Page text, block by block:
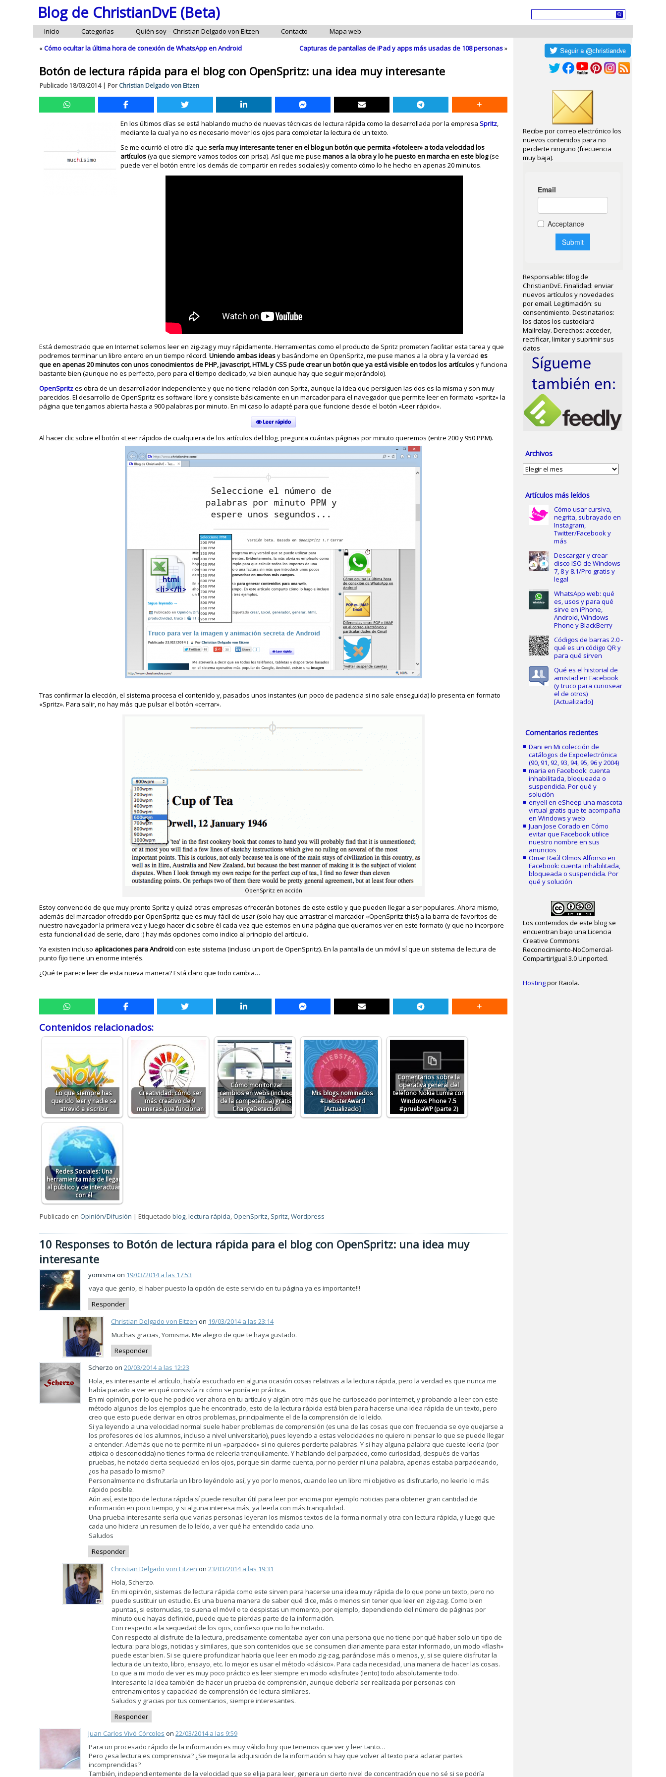
Blog de ChristianDvE (Beta)
Inicio Categorías Quién soy – Christian Delgado von Eitzen Contacto
Mapa web
«Cómo ocultar la última hora de conexión de WhatsApp en Android Capturas de pantallas de iPad y apps más usadas de 108 personas»
Botón de lectura rápida para el blog con OpenSpritz: una idea muy interesante
Publicado18/03/2014| Por Christian Delgado von Eitzen
En los últimos días se está hablando mucho de nuevas técnicas de lectura rápida como la desarrollada por la empresaSpritz,
mediante la cual ya no es necesario mover los ojos para completar la lectura de un texto.
Se me ocurrió el otro día quesería muy interesante tener en el blog un botón que permita «fotoleer» a toda velocidad los
artículos(ya que siempre vamos todos con prisa). Así que me pusemanos a la obra y lo he puesto en marcha en este blog(se
puede ver el botón entre los demás de compartir en redes sociales) y comento cómo lo he hecho en apenas 20 minutos.
Está demostrado que en Internet solemos leer en zig-zag y muy rápidamente. Herramientas como el producto de Spritz prometen facilitar esta tarea y que
podremos terminar un libro entero en un tiempo récord.Uniendo ambas ideasy basándome en OpenSpritz, me puse manos a la obra y la verdades
que en apenas 20 minutos con unos conocimientos de PHP, javascript, HTML y CSS pude crear un botón que ya está visible en todos los artículosy funciona
bastante bien (aunque no es perfecto, pero para el tiempo dedicado, va bien aunque hay que seguir mejorándolo).
OpenSpritzes obra de un desarrollador independiente y que no tiene relación con Spritz, aunque la idea que persiguen las dos es la misma y son muy
parecidos. El desarrollo de OpenSpritz es software libre y consiste básicamente en un marcador para el navegador que permite leer en formato «spritz» la
página que tengamos abierta hasta a 900 palabras por minuto. En mi caso lo adapté para que funcione desde el botón «Leer rápido».
Al hacer clic sobre el botón «Leer rápido» de cualquiera de los artículos del blog, pregunta cuántas páginas por minuto queremos (entre 200 y 950 PPM).
Tras confirmar la elección, el sistema procesa el contenido y, pasados unos instantes (un poco de paciencia si no sale enseguida) lo presenta en formato
«Spritz». Para salir, no hay más que pulsar el botón «cerrar».
OpenSpritz en acción
Estoy convencido de que muy pronto Spritz y quizá otras empresas ofrecerán botones de este estilo y que pueden llegar a ser populares. Ahora mismo,
además del marcador ofrecido por OpenSpritz que es muy fácil de usar (solo hay que arrastrar el marcador «OpenSpritz this!) a la barra de favoritos de
nuestro navegador la primera vez y luego hacer clic sobre él cada vez que estemos en una página que queramos ver en este formato (y que no incorpore
esta funcionalidad de serie, claro :) hay más opciones como indico al principio del artículo.
Ya existen incluso aplicaciones para Androidcon este sistema (incluso un port de OpenSpritz). En la pantalla de un móvil sí que un sistema de lectura de
punto fijo tiene un enorme interés.
¿Qué te parece leer de esta nueva manera? Está claro que todo cambia…
Contenidos relacionados:
Lo que siempre has
querido leer y nadie se
atrevió a escribir
Creatividad: cómo ser
más creativo de 9
maneras que funcionan
Cómo monitorizar
cambios en webs (incluso
de la competencia) gratis.
ChangeDetection
Mis blogs nominados
#LiebsterAward
[Actualizado]
Comentarios sobre la
operativa general del
teléfono Nokia Lumia con
Windows Phone 7.5
#pruebaWP (parte 2)
Redes Sociales: Una
herramienta más de llegar
al público y de interactuar
con él
Publicado en Opinión/Difusión |Etiquetado blog,lectura rápida, OpenSpritz, Spritz,Wordpress
10 Responses to Botón de lectura rápida para el blog con OpenSpritz: una idea muy
interesante
yomisma on 19/03/2014 a las 17:53
vaya que genio, el haber puesto la opción de este servicio en tu página ya es importante!!!
Responder
Christian Delgado von Eitzen on 19/03/2014 a las 23:14
Muchas gracias, Yomisma. Me alegro de que te haya gustado.
Responder
Scherzo on20/03/2014 a las 12:23
Hola, es interesante el artículo, había escuchado en alguna ocasión cosas relativas a la lectura rápida, pero la verdad es que nunca me
había parado a ver en qué consistía ni cómo se ponía en práctica.
En mi opinión, por lo que he podido ver ahora en tu artículo y algún otro más que he curioseado por internet, y probando a leer con este
método algunos de los ejemplos que he encontrado, esto de la lectura rápida está bien para hacerse una idea rápida de un texto, pero
creo que esto puede derivar en otros problemas, principalmente el de la comprensión de lo leído.
Si ya leyendo a una velocidad normal suele haber problemas de comprensión (es una de las cosas que con frecuencia se oye quejarse a
los profesores de los alumnos, incluso a nivel universitario), pues leyendo a estas velocidades no quiero ni pensar lo que se puede llegar
a entender. Además que no te permite ni un «parpadeo» si no quieres perderte palabras. Y si hay alguna palabra que cueste leerla (por
atípica o desconocida) no tienes forma de releerla tranquilamente. Y hablando del parpadeo, como curiosidad, después de varias
pruebas, he notado cierta sequedad en los ojos, porque sin darme cuenta, por no perder ni una palabra, apenas estaba parpadeando,
¿os ha pasado lo mismo?
Personalmente no disfrutaría un libro leyéndolo así, y yo por lo menos, cuando leo un libro mi objetivo es disfrutarlo, no leerlo lo más
rápido posible.
Aún así, este tipo de lectura rápida sí puede resultar útil para leer por encima por ejemplo noticias para obtener gran cantidad de
información en poco tiempo, y si alguna interesa más, ya leerla con más tranquilidad.
Una prueba interesante sería que varias personas leyeran los mismos textos de la forma normal y otra con lectura rápida, y luego que
cada uno hiciera un resumen de lo leído, a ver qué ha entendido cada uno.
Saludos
Responder
Christian Delgado von Eitzen on23/03/2014 a las 19:31
Hola, Scherzo.
En mi opinión, sistemas de lectura rápida como este sirven para hacerse una idea muy rápida de lo que pone un texto, pero no
puede sustituir un estudio. Es una buena manera de saber qué dice, más o menos sin tener que leer en zig-zag. Como bien
apuntas, si estornudas, te suena el móvil o te despistas un momento, por ejemplo, dependiendo del número de páginas por
minuto que hayas definido, puede que te pierdas parte de la información.
Con respecto a la sequedad de los ojos, confieso que no lo he notado.
Con respecto al disfrute de la lectura, precisamente comentaba ayer con una persona que no tiene por qué haber solo un tipo de
lectura: para blogs, noticias y similares, que son contenidos que se consumen diariamente para estar informado, un modo «flash»
puede estar bien. Si se quiere profundizar habría que leer en modo zig-zag, parándose más o menos, y, si se quiere disfrutar la
lectura de un texto, libro, ensayo, etc. lo mejor es usar el método «clásico». Para cada necesidad, una manera de hacer las cosas.
Lo que a mi modo de ver es muy poco práctico es leer siempre en modo «disfrute» (lento) todo absolutamente todo.
Interesante la idea también de hacer un prueba de comprensión, aunque debería ser realizada por personas con
entrenamientos y capacidad de comprensión de lectura similares.
Saludos y gracias por tus comentarios, siempre interesantes.
Responder
Juan Carlos Vivó Córcoles on22/03/2014 a las 9:59
Para un procesado rápido de la información es muy válido hoy que tenemos que ver y leer tanto…
Pero ¿esa lectura es comprensiva? ¿Se mejora la adquisición de la información si hay que volver al texto para aclarar partes
incomprendidas?
También, independientemente de la velocidad que se elija para leer, genera un cierto nivel de concentración que no sé si se podría
Recibe por correo electrónico los
nuevos contenidos para no
perderte ninguno (frecuencia
muy baja).
Responsable: Blog de
ChristianDvE. Finalidad: enviar
nuevos artículos y novedades
por email. Legitimación: su
consentimiento. Destinatarios:
los datos los custodiará
Mailrelay. Derechos: acceder,
rectificar, limitar y suprimir sus
datos
Archivos
Archivos
Artículos más leídos
Cómo usar cursiva,
negrita, subrayado en
Instagram,
Twitter/Facebook y
más
Descargar y crear
disco ISO de Windows
7, 8 y 8.1/Pro gratis y
legal
WhatsApp web: qué
es, usos y para qué
sirve en iPhone,
Android, Windows
Phone y BlackBerry
Códigos de barras 2.0 -
qué es un código QR y
para qué sirven
Qué es el historial de
amistad en Facebook
(y truco para curiosear
el de otros)
[Actualizado]
Comentarios recientes
Dani enMi colección de
catálogos de Expoelectrónica
(90, 91, 92, 93, 94, 95, 96 y 2004)
maria enFacebook: cuenta
inhabilitada, bloqueada o
suspendida. Por qué y
solución
enyell eneSheep una mascota
virtual gratis que te acompaña
en Windows y web
Juan Jose Corado enCómo
evitar que Facebook utilice
nuestro nombre en sus
anuncios
Omar Raúl Olmos Alfonso en
Facebook: cuenta inhabilitada,
bloqueada o suspendida. Por
qué y solución
Los contenidos de este blog se
encuentran bajo una Licencia
Creative Commons
Reconocimiento-NoComercial-
CompartirIgual 3.0 Unported.
Hostingpor Raiola.